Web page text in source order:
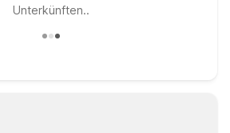
Unterkünften..